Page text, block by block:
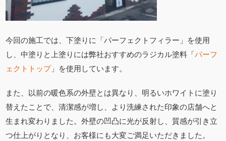
今回の施工では、下塗りに「パーフェクトフィラー」を使用
し、中塗りと上塗りには弊社おすすめのラジカル塗料「パーフ
ェクトトップ」を使用しています。
また、以前の暖色系の外壁とは異なり、明るいホワイトに塗り
替えたことで、清潔感が増し、より洗練された印象の店舗へと
生まれ変わりました。外壁の凹凸に光が反射し、質感が引き立
つ仕上がりとなり、お客様にも大変ご満足いただきました。